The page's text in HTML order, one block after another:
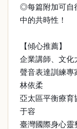
◎每篇附加可自
中的共時性！
【傾心推薦】
企業講師、文化
聲音表達訓練專
林依柔
亞太區平衡療育
于容
臺灣國際身心靈